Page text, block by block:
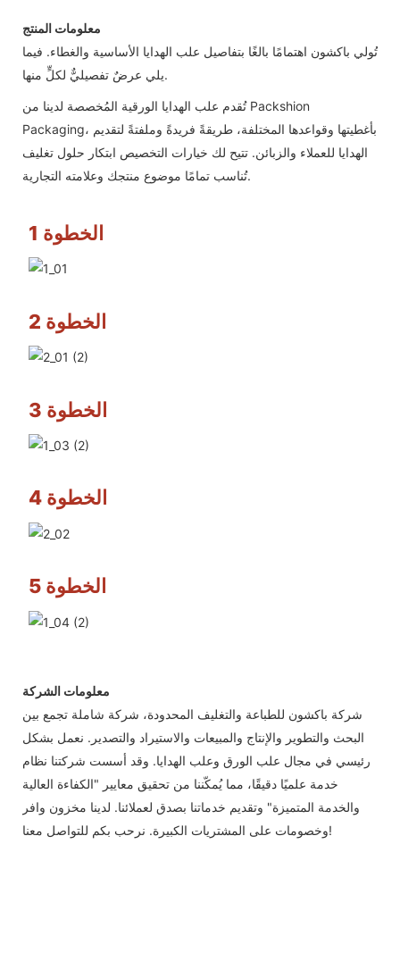
معلومات المنتج
تُولي باكشون اهتمامًا بالغًا بتفاصيل علب الهدايا الأساسية والغطاء. فيما
يلي عرضٌ تفصيليٌّ لكلٍّ منها.
تُقدم علب الهدايا الورقية المُخصصة لدينا من Packshion
Packaging، بأغطيتها وقواعدها المختلفة، طريقةً فريدةً وملفتةً لتقديم
الهدايا للعملاء والزبائن. تتيح لك خيارات التخصيص ابتكار حلول تغليف
تُناسب تمامًا موضوع منتجك وعلامته التجارية.
الخطوة 1
الخطوة 2
الخطوة 3
الخطوة 4
الخطوة 5
معلومات الشركة
شركة باكشون للطباعة والتغليف المحدودة، شركة شاملة تجمع بين
البحث والتطوير والإنتاج والمبيعات والاستيراد والتصدير. نعمل بشكل
رئيسي في مجال علب الورق وعلب الهدايا. وقد أسست شركتنا نظام
خدمة علميًا دقيقًا، مما يُمكّننا من تحقيق معايير "الكفاءة العالية
والخدمة المتميزة" وتقديم خدماتنا بصدق لعملائنا. لدينا مخزون وافر
وخصومات على المشتريات الكبيرة. نرحب بكم للتواصل معنا!